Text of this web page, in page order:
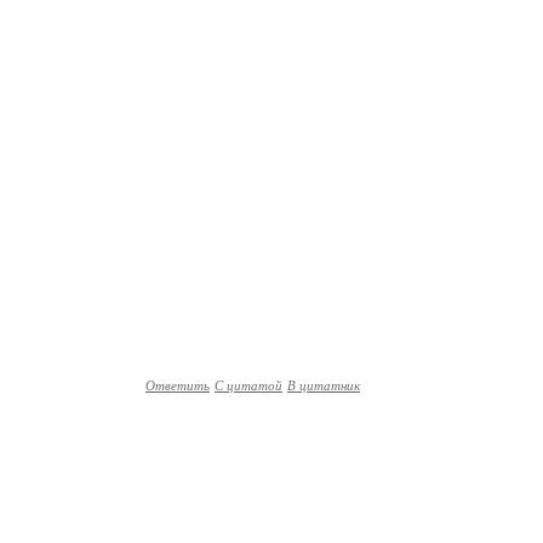
Ответить С цитатой В цитатник